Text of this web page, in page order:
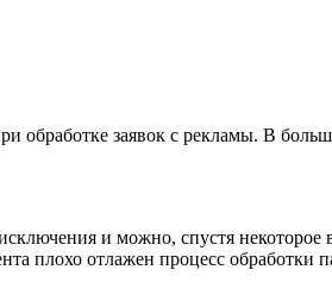
заявок с рекламы. В
и можно, спустя некоторое
плохо отлажен процесс обработки